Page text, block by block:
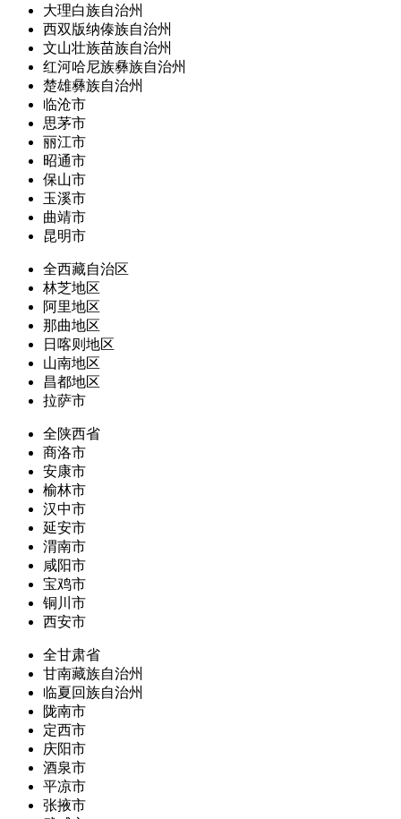
大理白族自治州
西双版纳傣族自治州
文山壮族苗族自治州
红河哈尼族彝族自治州
楚雄彝族自治州
临沧市
思茅市
丽江市
昭通市
保山市
玉溪市
曲靖市
昆明市
全西藏自治区
林芝地区
阿里地区
那曲地区
日喀则地区
山南地区
昌都地区
拉萨市
全陕西省
商洛市
安康市
榆林市
汉中市
延安市
渭南市
咸阳市
宝鸡市
铜川市
西安市
全甘肃省
甘南藏族自治州
临夏回族自治州
陇南市
定西市
庆阳市
酒泉市
平凉市
张掖市